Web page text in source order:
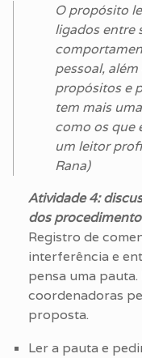
O propósito
ligados entre
pessoal,
propósitos e
tem mais
como os que
um leitor
Rana)
Atividade 4:
dos
Registro de
interferência e
pensa uma
coordenadoras
proposta.
Ler a pauta e